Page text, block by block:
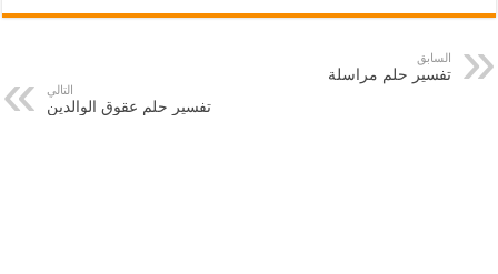
السابق
تفسير حلم مراسلة
التالي
تفسير حلم عقوق الوالدين